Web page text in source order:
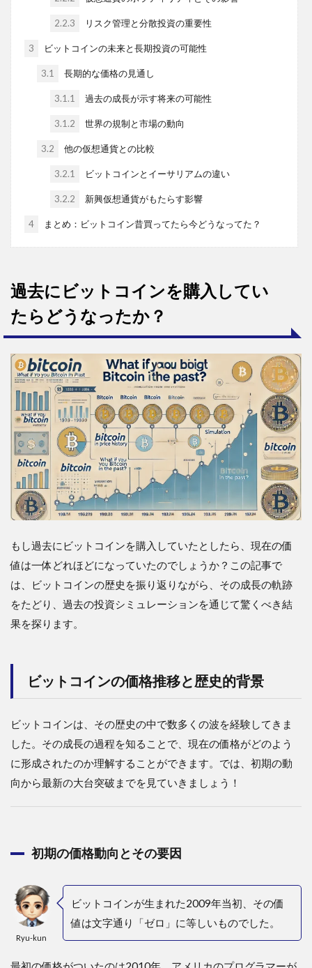
2.2.3 リスク管理と分散投資の重要性
3 ビットコインの未来と長期投資の可能性
3.1 長期的な価格の見通し
3.1.1 過去の成長が示す将来の可能性
3.1.2 世界の規制と市場の動向
3.2 他の仮想通貨との比較
3.2.1 ビットコインとイーサリアムの違い
3.2.2 新興仮想通貨がもたらす影響
4 まとめ：ビットコイン昔買ってたら今どうなってた？
過去にビットコインを購入してい
たらどうなったか？
もし過去にビットコインを購入していたとしたら、現在の価
値は一体どれほどになっていたのでしょうか？この記事で
は、ビットコインの歴史を振り返りながら、その成長の軌跡
をたどり、過去の投資シミュレーションを通じて驚くべき結
果を探ります。
ビットコインの価格推移と歴史的背景
ビットコインは、その歴史の中で数多くの波を経験してきま
した。その成長の過程を知ることで、現在の価格がどのよう
に形成されたのか理解することができます。では、初期の動
向から最新の大台突破までを見ていきましょう！
初期の価格動向とその要因
Ryu-kun
ビットコインが生まれた2009年当初、その価
値は文字通り「ゼロ」に等しいものでした。